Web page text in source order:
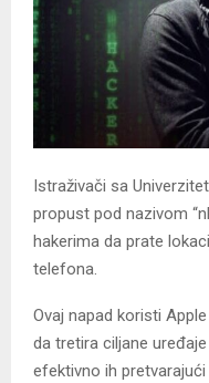
​Istraživači sa
propust pod nazivom
hakerima da prate
telefona.
Ovaj napad koristi
da tretira ciljane
efektivno ih